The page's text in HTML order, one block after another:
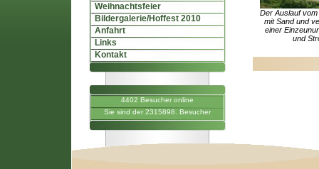
Weihnachtsfeier
Bildergalerie/Hoffest 2010
Anfahrt
Links
Kontakt
4402 Besucher online
Sie sind der 2315898. Besucher
Der Auslauf
mit Sand und
einer
und